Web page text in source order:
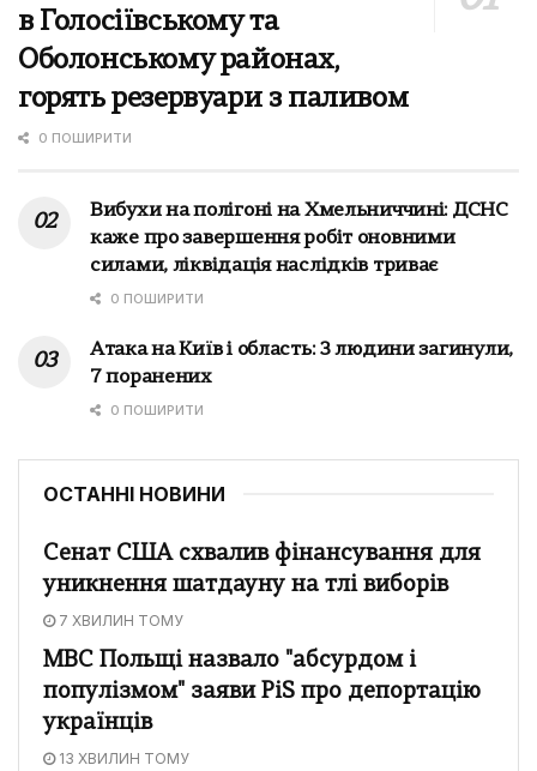
в Голосіївському та
Оболонському районах,
горять резервуари з паливом
0 ПОШИРИТИ
Вибухи на полігоні на Хмельниччині: ДСНС
каже про завершення робіт оновними
силами, ліквідація наслідків триває
0 ПОШИРИТИ
Атака на Київ і область: 3 людини загинули,
7 поранених
0 ПОШИРИТИ
ОСТАННІ НОВИНИ
Сенат США схвалив фінансування для
уникнення шатдауну на тлі виборів
7 ХВИЛИН ТОМУ
МВС Польщі назвало "абсурдом і
популізмом" заяви PiS про депортацію
українців
13 ХВИЛИН ТОМУ